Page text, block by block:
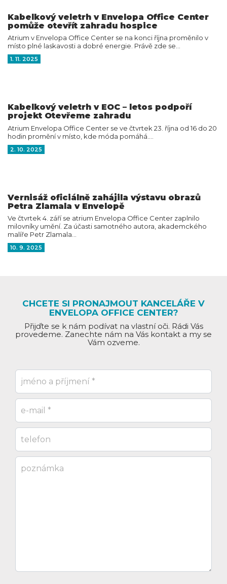
Kabelkový veletrh v Envelopa Office Center
pomůže otevřít zahradu hospice
Atrium v Envelopa Office Center se na konci října proměnilo v
místo plné laskavosti a dobré energie. Právě zde se…
1. 11. 2025
Kabelkový veletrh v EOC – letos podpoří
projekt Otevřeme zahradu
Atrium Envelopa Office Center se ve čtvrtek 23. října od 16 do 20
hodin promění v místo, kde móda pomáhá.…
2. 10. 2025
Vernisáž oficiálně zahájila výstavu obrazů
Petra Zlamala v Envelopě
Ve čtvrtek 4. září se atrium Envelopa Office Center zaplnilo
milovníky umění. Za účasti samotného autora, akademckého
malíře Petr Zlamala…
10. 9. 2025
CHCETE SI PRONAJMOUT KANCELÁŘE V
ENVELOPA OFFICE CENTER?
Přijďte se k nám podívat na vlastní oči. Rádi Vás
provedeme. Zanechte nám na Vás kontakt a my se
Vám ozveme.